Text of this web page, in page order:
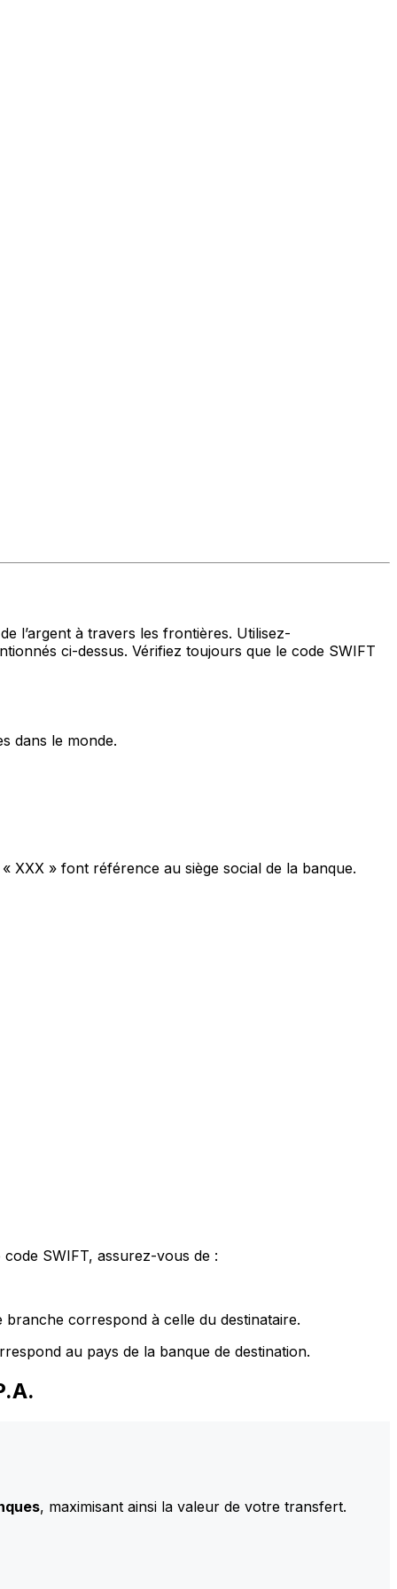
l’argent à travers les frontières. Utilisez-
ci-dessus. Vérifiez toujours que le code SWIFT
dans le monde.
XXX » font référence au siège social de la banque.
SWIFT, assurez-vous de :
correspond à celle du destinataire.
au pays de la banque de destination.
, maximisant ainsi la valeur de votre transfert.